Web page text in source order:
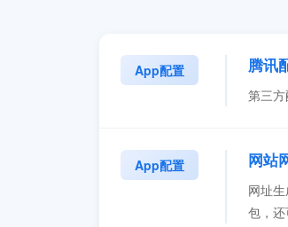
App配置 腾讯
第三
App配置 网站
网址
包，